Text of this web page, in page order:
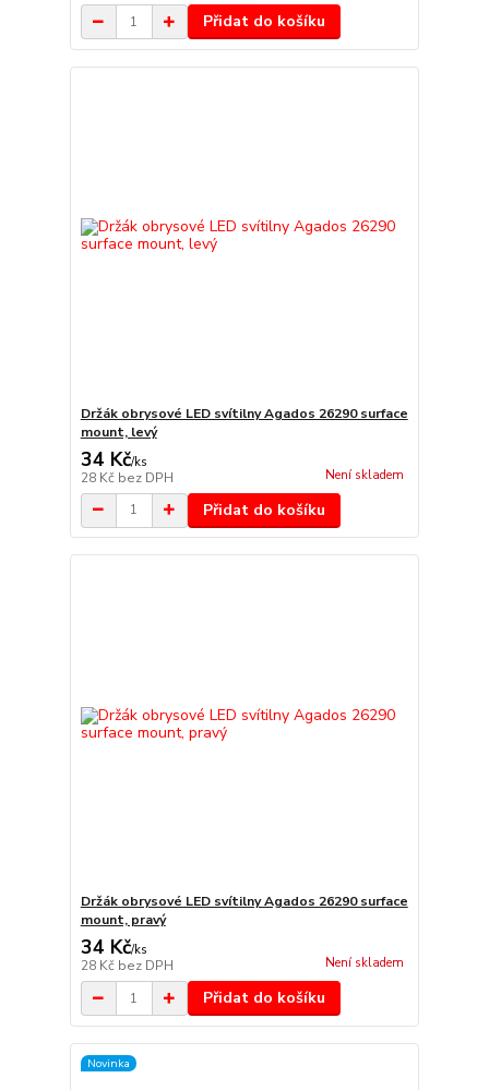
Přidat do košíku
Držák obrysové LED svítilny Agados 26290 surface
mount, levý
34 Kč/ks
28 Kč bez DPH Není skladem
Přidat do košíku
Držák obrysové LED svítilny Agados 26290 surface
mount, pravý
34 Kč/ks
28 Kč bez DPH Není skladem
Přidat do košíku
Novinka